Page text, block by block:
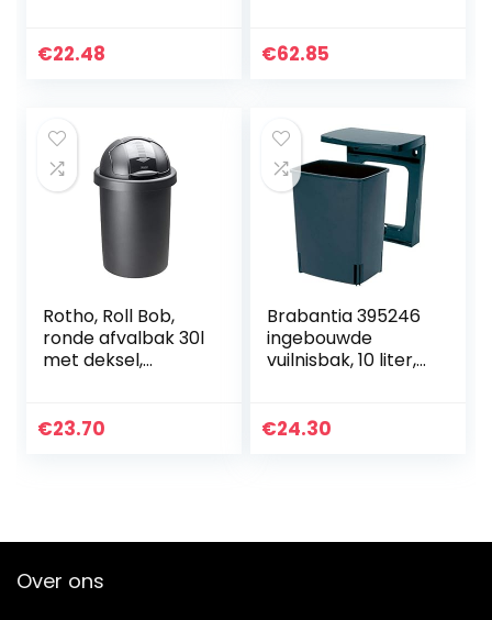
kinderkamer, rond,
€22.48 €62.85
Rotho, Roll Bob,
ronde afvalbak 30l
met deksel,
(35,5 x 35,5 x 59,5
€23.70
Brabantia 395246
ingebouwde
vuilnisbak, 10 liter,
€24.30
Over ons